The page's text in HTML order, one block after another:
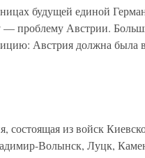
будущей единой
проблему Австрии.
Австрия должна была
из войск
Волынск, Луцк,